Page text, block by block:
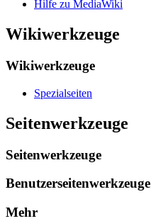
Hilfe zu MediaWiki
Wikiwerkzeuge
Wikiwerkzeuge
Spezialseiten
Seitenwerkzeuge
Seitenwerkzeuge
Benutzerseitenwerkzeuge
Mehr